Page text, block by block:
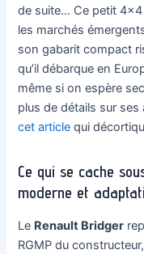
de suite… Ce petit 4×4
les marchés
son gabarit compact
qu’il débarque en
même si on espère
plus de détails sur
cet article qui
Ce qui se cache
moderne et
Le Renault Bridger
RGMP du